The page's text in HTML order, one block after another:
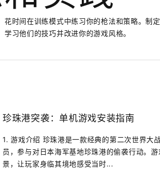
花时间在训练模式中练习你的枪法和策略。制
习他们的技巧并改进你的游戏风格。
珍珠港突袭：单机游戏安装指南
1. 游戏介绍 珍珠港是一款经典的第二次世界大
员，参与对日本海军基地珍珠港的偷袭行动。
景，让玩家身临其境地感受当时...